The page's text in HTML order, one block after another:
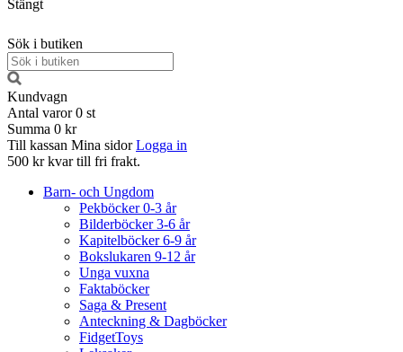
Stängt
Sök i butiken
Kundvagn
Antal varor 0 st
Summa 0 kr
Till kassan Mina sidor Logga in
500 kr kvar till fri frakt.
Barn- och Ungdom
Pekböcker 0-3 år
Bilderböcker 3-6 år
Kapitelböcker 6-9 år
Bokslukaren 9-12 år
Unga vuxna
Faktaböcker
Saga & Present
Anteckning & Dagböcker
FidgetToys